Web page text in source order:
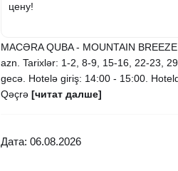
цену!
MACƏRA QUBA - MOUNTAIN
azn. Tarixlər: 1-2, 8-9, 15-16, 22-23,
gecə. Hotelə giriş: 14:00 - 15:00.
Qəçrə [читат далше]
Дата: 06.08.2026